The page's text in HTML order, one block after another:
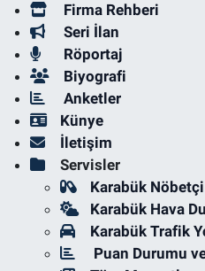
Firma Rehberi
Seri İlan
Röportaj
Biyografi
Anketler
Künye
İletişim
Servisler
Karabük
Karabük Hava
Karabük Trafik
Puan Durumu